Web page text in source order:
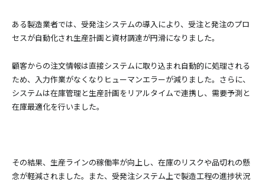
ある製造業者では、受発注システムの導入により、受注と発注のプロ
セスが自動化され生産計画と資材調達が円滑になりました。
顧客からの注文情報は直接システムに取り込まれ自動的に処理される
ため、入力作業がなくなりヒューマンエラーが減りました。さらに、
システムは在庫管理と生産計画をリアルタイムで連携し、需要予測と
在庫最適化を行いました。
その結果、生産ラインの稼働率が向上し、在庫のリスクや品切れの懸
念が軽減されました。また、受発注システム上で製造工程の進捗状況